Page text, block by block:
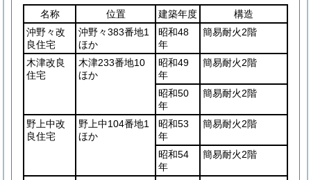
名称
位置 建築年度
構造
沖野々改
良住宅
沖野々383番地1
ほか
昭和48
年
簡易耐火2階
木津改良
住宅
木津233番地10
ほか
昭和49
年
簡易耐火2階
昭和50
年
簡易耐火2階
野上中改
良住宅
野上中104番地1
ほか
昭和53
年
簡易耐火2階
昭和54
年
簡易耐火2階